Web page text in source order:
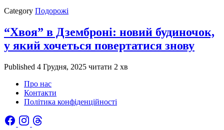
Category Подорожі
“Хвоя” в Дземброні: новий будиночок,
у який хочеться повертатися знову
Published 4 Грудня, 2025 читати 2 хв
Про нас
Контакти
Політика конфіденційності